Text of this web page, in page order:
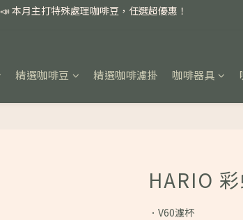
📣 本月主打特殊處理咖啡豆，任選超優惠！
精選咖啡豆 精選咖啡濾掛 咖啡器具
HARIO
．V60濾杯